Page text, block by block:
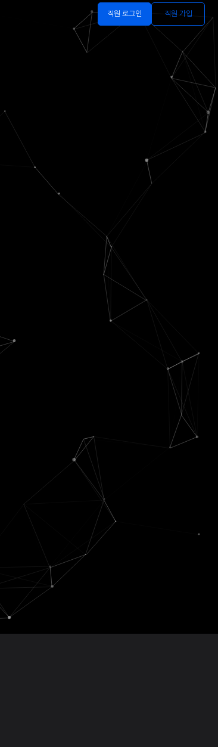
직원 로그인 직원 가입